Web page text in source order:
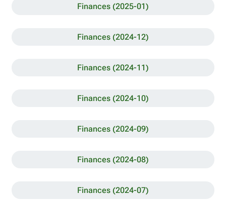
Finances (2025-01)
Finances (2024-12)
Finances (2024-11)
Finances (2024-10)
Finances (2024-09)
Finances (2024-08)
Finances (2024-07)